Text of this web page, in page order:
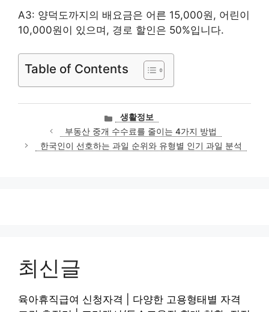
A3: 양덕도까지의 배요금은 어른 15,000원, 어린이
10,000원이 있으며, 경로 할인은 50%입니다.
Table of Contents
카
테
고
리
생활정보
부동산 중개 수수료를 줄이는 4가지 방법
한국인이 선호하는 과일 순위와 유형별 인기 과일 분석
최신글
육아휴직급여 신청자격 | 다양한 고용형태별 자격